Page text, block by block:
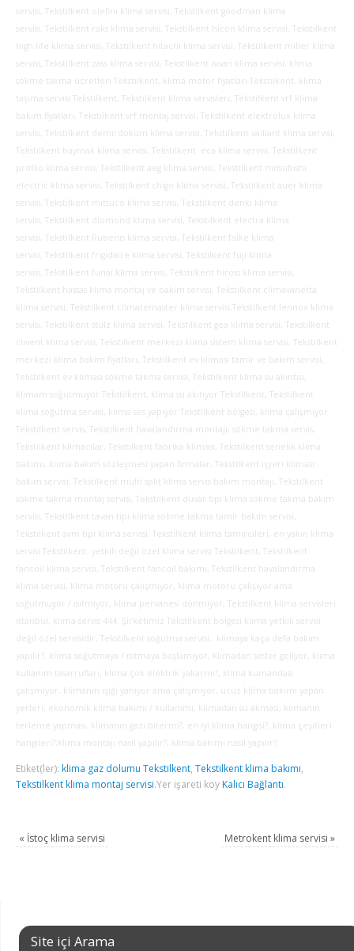
servisi, Tekstilkent olefini klima servisi, Tekstilkent goodman klima
servisi, Tekstilkent raks klima servisi, Tekstilkent hicon klima servisi, Tekstilkent
high life klima servisi, Tekstilkent hitachi klima servisi, Tekstilkent miller klima
servisi, Tekstilkent zass klima servisi, Tekstilkent ısısan klima servisi, klima
sökme takma ücretleri Tekstilkent, klima motor fiyatları Tekstilkent, klima
taşıma servisi Tekstilkent, Tekstilkent klima servisleri, Tekstilkent vrf klima
bakım fiyatları, Tekstilkent vrf montaj servisi, Tekstilkent elektrolux klima
servisi, Tekstilkent demirdöküm klima servisi, Tekstilkent vaillant klima servisi,
Tekstilkent baymak klima servisi, Tekstilkent eca klima servisi, Tekstilkent
profilo klima servisi, Tekstilkent aeg klima servisi, Tekstilkent mitsubishi
electric klima servisi, Tekstilkent chigo klima servisi, Tekstilkent auer klima
servisi, Tekstilkent mitsuco klima servisi, Tekstilkent denki klima
servisi, Tekstilkent diomond klima servisi, Tekstilkent electra klima
servisi, Tekstilkent Rubenis klima servisi, Tekstilkent falke klima
servisi, Tekstilkent frigidaire klima servisi, Tekstilkent fuji klima
servisi, Tekstilkent funai klima servisi,
Tekstilkent hiross klima servisi,
Tekstilkent hassas klima montaj ve bakım servisi, Tekstilkent climavanetta
klima servisi, Tekstilkent climatemaster klima servisi,Tekstilkent lennox klima
servisi, Tekstilkent stulz klima servisi, Tekstilkent gea klima servisi, Tekstilkent
clivent klima servisi, Tekstilkent merkezi klima sistem klima servisi, Tekstilkent
merkezi klima bakım fiyatları, Tekstilkent ev kliması tamir ve bakım servisi,
Tekstilkent ev kliması sökme takma servisi, Tekstilkent klima su akıntısı,
klimam soğutmuyor Tekstilkent, klima su akıtıyor Tekstilkent, Tekstilkent
klima soğutma servisi, klima ses yapıyor Tekstilkent bölgesi, klima çalışmıyor
Tekstilkent servis, Tekstilkent havalandırma montajı, sökme takma servis,
Tekstilkent klimacılar, Tekstilkent fabrika kliması, Tekstilkent senelik klima
bakımı, klima bakım sözleşmesi yapan firmalar, Tekstilkent işyeri kliması
bakım servisi, Tekstilkent multi split klima servis bakım montajı, Tekstilkent
sökme takma montaj servisi, Tekstilkent duvar tipi klima sökme takma bakım
servisi, Tekstilkent tavan tipi klima sökme takma tamir bakım servisi,
Tekstilkent avm tipi klima servisi, Tekstilkent klima tamircileri, en yakın klima
servisi Tekstilkent, yetkili değil özel klima servisi Tekstilkent, Tekstilkent
fancoil klima servisi, Tekstilkent fancoil bakımı, Tekstilkent havalandırma
klima servisi, klima motoru çalışmıyor, klima motoru çalışıyor ama
soğutmuyor / ısıtmıyor, klima pervanesi dönmiyor, Tekstilkent klima servisleri
istanbul, klima servis 444. Şirketimiz Tekstilkent bölgesi klima yetkili servisi
değil özel servisidir, Tekstilkent soğutma servisi, klimaya kaça defa bakım
yapılır?, klima soğutmaya / ısıtmaya başlamıyor, klimadan sesler geliyor, klima
kullanım tasarrufları, klima çok elektrik yakarmı?, klima kumandası
çalışmıyor, klimanın ışığı yanıyor ama çalışmıyor, ucuz klima bakımı yapan
yerleri, ekonomik klima bakımı / kullanımı, klimadan su akması, klimanın
terleme yapması, klimanın gazı bitermi?, en iyi klima hangisi?, klima çeşitleri
hangileri?,klima montajı nasıl yapılır?, klima bakımı nasıl yapılır?,
Etiket(ler): klima gaz dolumu Tekstilkent,Tekstilkent klima bakımı,
Tekstilkent klima montaj servisi.Yer işareti koy Kalıcı Bağlantı.
« İstoç klima servisi Metrokent klima servisi »
Site içi Arama